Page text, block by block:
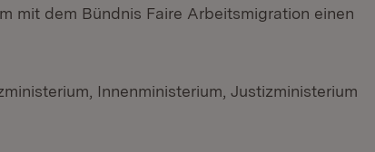
mit dem Bündnis Faire Arbeitsmigration einen
Innenministerium, Justizministerium